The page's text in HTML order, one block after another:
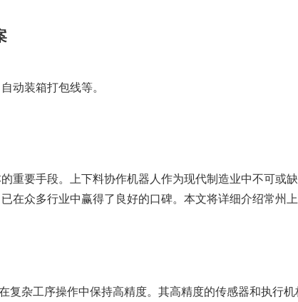
动装箱打包线等。
重要手段。上下料协作机器人作为现代制造业中不可或
在众多行业中赢得了良好的口碑。本文将详细介绍常州
复杂工序操作中保持高精度。其高精度的传感器和执行